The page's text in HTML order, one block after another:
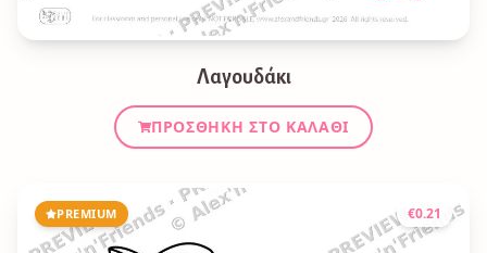
Λαγουδάκι
ΠΡΟΣΘΉΚΗ ΣΤΟ ΚΑΛΆΘΙ
PREMIUM €0.21